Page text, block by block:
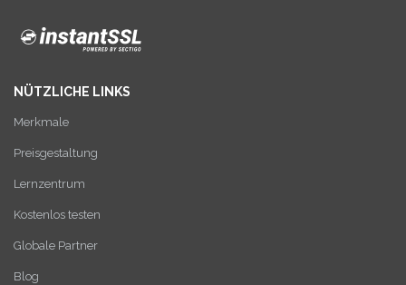
NÜTZLICHE LINKS
Merkmale
Preisgestaltung
Lernzentrum
Kostenlos testen
Globale Partner
Blog